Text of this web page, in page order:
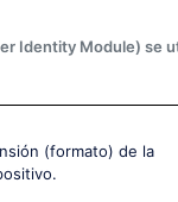
Identity Module) se
(formato) de la